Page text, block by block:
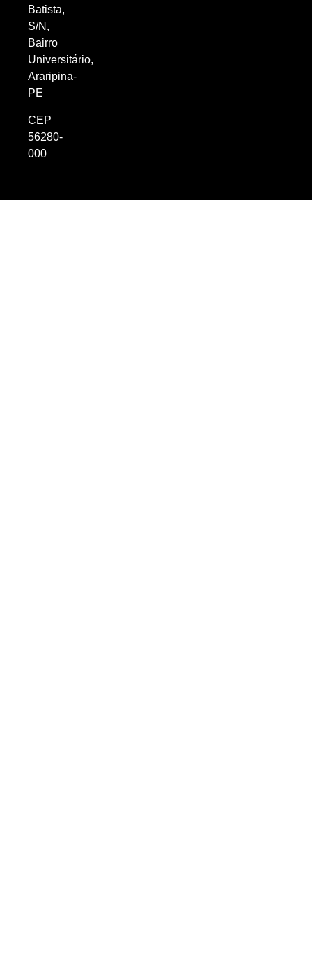
Batista,
S/N,
Bairro
Universitário,
Araripina-
PE
CEP
56280-
000